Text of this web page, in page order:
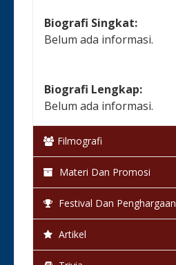
Biografi Singkat:
Belum ada informasi.
Biografi Lengkap:
Belum ada informasi.
Filmografi
Materi Dan Promosi
Festival Dan Penghargaan
Artikel